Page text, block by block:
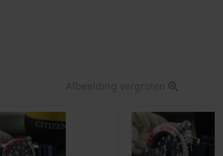
Afbeelding vergroten